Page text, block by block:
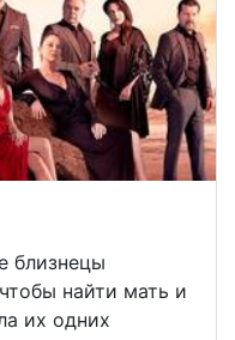
близнецы
найти мать и
их одних